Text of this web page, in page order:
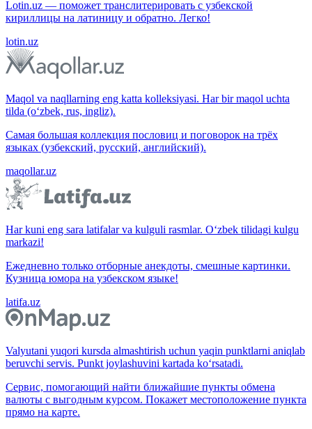
Lotin.uz — поможет транслитерировать с узбекской
кириллицы на латиницу и обратно. Легко!
lotin.uz
Maqol va naqllarning eng katta kolleksiyasi. Har bir maqol uchta
tilda (o‘zbek, rus, ingliz).
Самая большая коллекция пословиц и поговорок на трёх
языках (узбекский, русский, английский).
maqollar.uz
Har kuni eng sara latifalar va kulguli rasmlar. O‘zbek tilidagi kulgu
markazi!
Ежедневно только отборные анекдоты, смешные картинки.
Кузница юмора на узбекском языке!
latifa.uz
Valyutani yuqori kursda almashtirish uchun yaqin punktlarni aniqlab
beruvchi servis. Punkt joylashuvini kartada ko‘rsatadi.
Сервис, помогающий найти ближайшие пункты обмена
валюты с выгодным курсом. Покажет местоположение пункта
прямо на карте.